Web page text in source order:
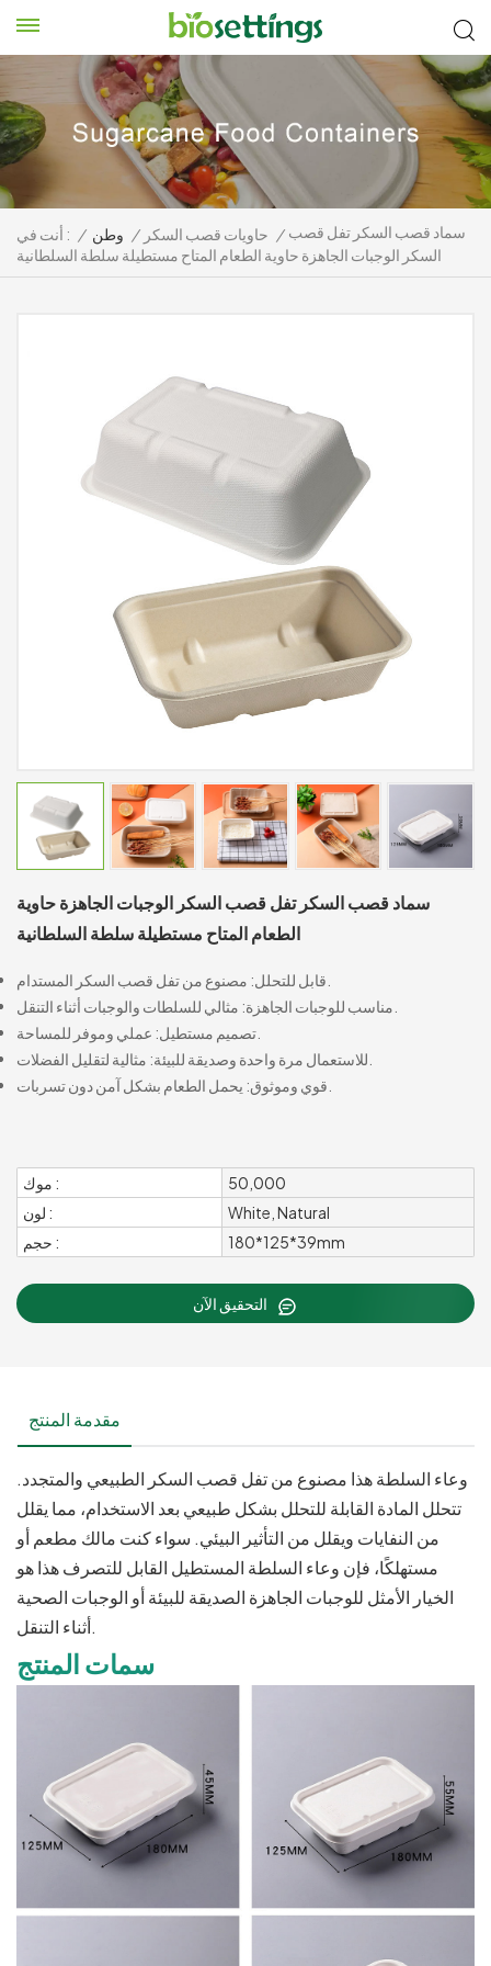
أنت في : / وطن / حاويات قصب السكر / سماد قصب السكر تفل قصب
السكر الوجبات الجاهزة حاوية الطعام المتاح مستطيلة سلطة السلطانية
سماد قصب السكر تفل قصب السكر الوجبات الجاهزة حاوية
الطعام المتاح مستطيلة سلطة السلطانية
موك :
50,000
لون :
White, Natural
حجم :
180*125*39mm
مقدمة المنتج
وعاء السلطة هذا مصنوع من تفل قصب السكر الطبيعي والمتجدد.
تتحلل المادة القابلة للتحلل بشكل طبيعي بعد الاستخدام، مما يقلل
من النفايات ويقلل من التأثير البيئي. سواء كنت مالك مطعم أو
مستهلكًا، فإن وعاء السلطة المستطيل القابل للتصرف هذا هو
الخيار الأمثل للوجبات الجاهزة الصديقة للبيئة أو الوجبات الصحية
أثناء التنقل.
سمات المنتج